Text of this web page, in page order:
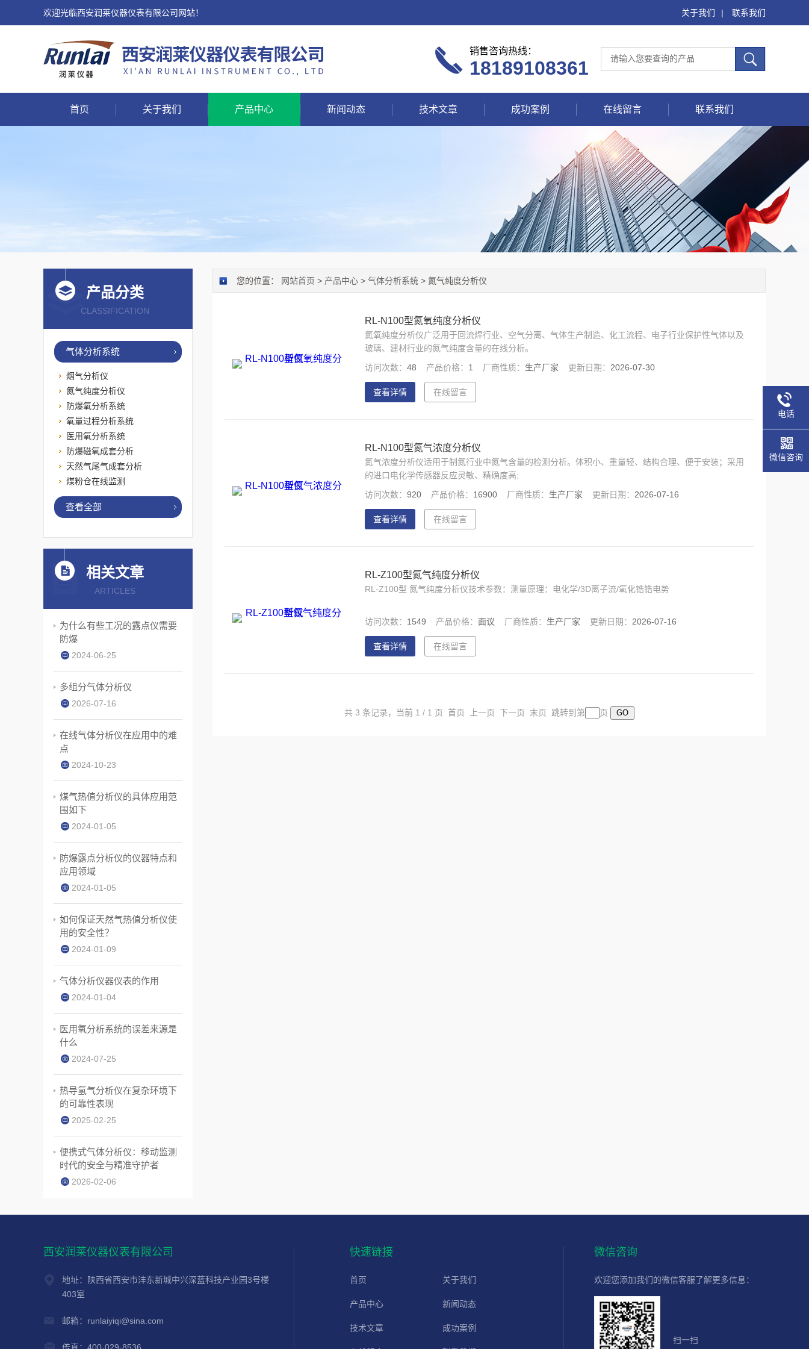
欢迎光临西安润莱仪器仪表有限公司网站！ 关于我们 | 联系我们
销售咨询热线：
18189108361
首页 关于我们 产品中心 新闻动态 技术文章 成功案例 在线留言 联系我们
产品分类
CLASSIFICATION
气体分析系统
烟气分析仪
氮气纯度分析仪
防爆氧分析系统
氧量过程分析系统
医用氧分析系统
防爆磁氧成套分析
天然气尾气成套分析
煤粉仓在线监测
查看全部
相关文章
ARTICLES
为什么有些工况的露点仪需要
防爆
2024-06-25
多组分气体分析仪
2026-07-16
在线气体分析仪在应用中的难
点
2024-10-23
煤气热值分析仪的具体应用范
围如下
2024-01-05
防爆露点分析仪的仪器特点和
应用领域
2024-01-05
如何保证天然气热值分析仪使
用的安全性？
2024-01-09
气体分析仪器仪表的作用
2024-01-04
医用氧分析系统的误差来源是
什么
2024-07-25
热导氢气分析仪在复杂环境下
的可靠性表现
2025-02-25
便携式气体分析仪：移动监测
时代的安全与精准守护者
2026-02-06
您的位置： 网站首页 > 产品中心 > 气体分析系统 > 氮气纯度分析仪
RL-N100型氮氧纯度分析仪
氮氧纯度分析仪广泛用于回流焊行业、空气分离、气体生产制造、化工流程、电子行业保护性气体以及
玻璃、建材行业的氮气纯度含量的在线分析。
访问次数：48 产品价格： 1 厂商性质： 生产厂家 更新日期： 2026-07-30
查看详情 在线留言
RL-N100型氮气浓度分析仪
氮气浓度分析仪适用于制氮行业中氮气含量的检测分析。体积小、重量轻、结构合理、便于安装；采用
的进口电化学传感器反应灵敏、精确度高;
访问次数：920 产品价格： 16900 厂商性质： 生产厂家 更新日期： 2026-07-16
查看详情 在线留言
RL-Z100型氮气纯度分析仪
RL-Z100型 氮气纯度分析仪技术参数：测量原理：电化学/3D离子流/氧化锆锆电势
访问次数： 1549 产品价格：面议 厂商性质： 生产厂家 更新日期： 2026-07-16
查看详情 在线留言
共 3 条记录，当前 1 / 1 页 首页 上一页 下一页 末页 跳转到第 页
西安润莱仪器仪表有限公司
地址：陕西省西安市沣东新城中兴深蓝科技产业园3号楼
403室
邮箱：runlaiyiqi@sina.com
快速链接
首页 关于我们
产品中心 新闻动态
技术文章 成功案例
微信咨询
欢迎您添加我们的微信客服了解更多信息：
扫一扫
电话
微信咨询